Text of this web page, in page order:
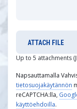
ATTACH FILE
Up to 5 attachments
Napsauttamalla
tietosuojakäytännön
reCAPTCHA:lla,
käyttöehdoilla.